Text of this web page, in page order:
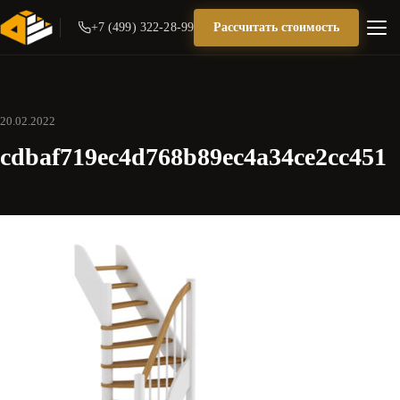
+7 (499) 322-28-99 Рассчитать стоимость
20.02.2022
cdbaf719ec4d768b89ec4a34ce2cc451